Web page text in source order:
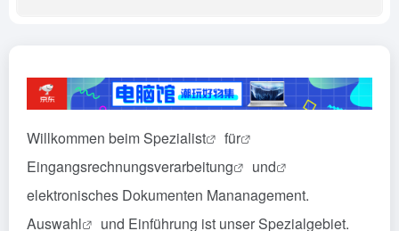
Willkommen beimSpezialist
für
Eingangsrechnungsverarbeitung
und
elektronisches Dokumenten Mananagement.
Auswahl
und Einführung ist unser Spezialgebiet.